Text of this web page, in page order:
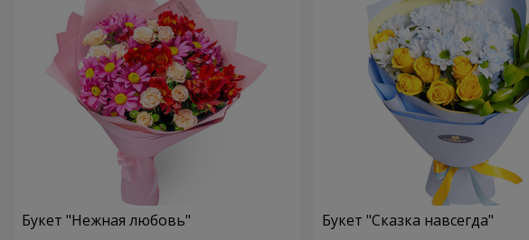
Букет "Нежная любовь" Букет "Сказка навсегда"